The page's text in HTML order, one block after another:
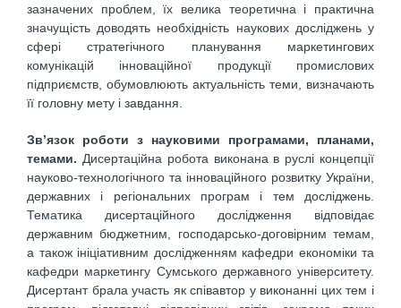
зазначених проблем, їх велика теоретична і практична
значущість доводять необхідність наукових досліджень у
сфері стратегічного планування маркетингових
комунікацій інноваційної продукції промислових
підприємств, обумовлюють актуальність теми, визначають
її головну мету і завдання.
Зв’язок роботи з науковими програмами, планами,
темами. Дисертаційна робота виконана в руслі концепції
науково-технологічного та інноваційного розвитку України,
державних і регіональних програм і тем досліджень.
Тематика дисертаційного дослідження відповідає
державним бюджетним, господарсько-договірним темам,
а також ініціативним дослідженням кафедри економіки та
кафедри маркетингу Сумського державного університету.
Дисертант брала участь як співавтор у виконанні цих тем і